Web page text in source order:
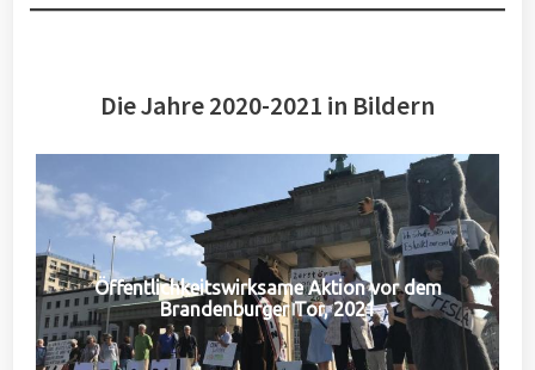
Die Jahre 2020-2021 in Bildern
Öffentlichkeitswirksame Aktion vor dem
Brandenburger Tor, 2021